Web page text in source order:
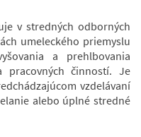
v stredných odborných
umeleckého priemyslu
a prehlbovania
pracovných činností. Je
vzdelávaní
alebo úplné stredné